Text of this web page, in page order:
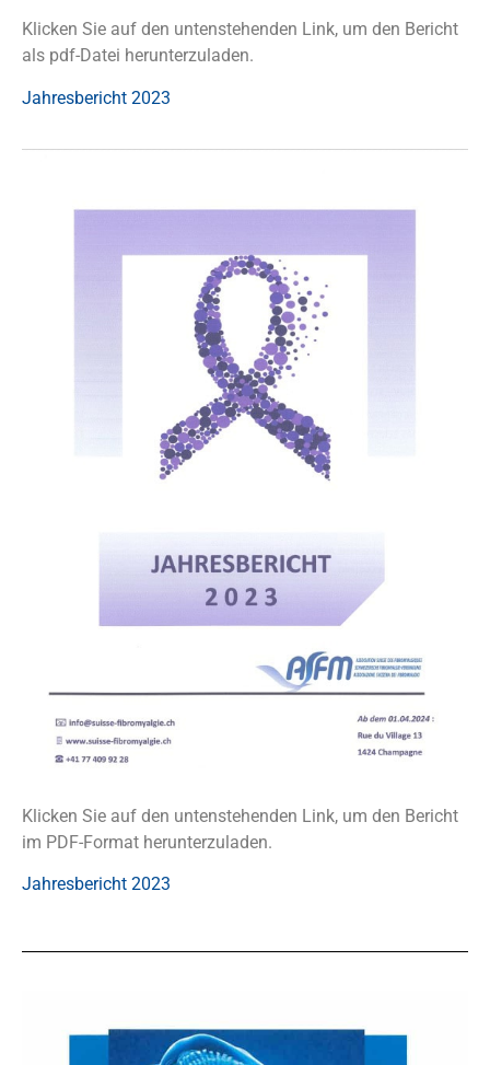
Klicken Sie auf den untenstehenden Link, um den Bericht
als pdf-Datei herunterzuladen.
Jahresbericht 2023
Klicken Sie auf den untenstehenden Link, um den Bericht
im PDF-Format herunterzuladen.
Jahresbericht 2023